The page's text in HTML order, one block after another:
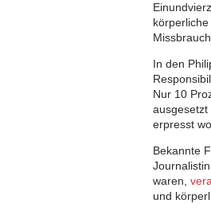
In den
Nur 10
ausgesetzt
erpresst
Bekannte
waren,
und